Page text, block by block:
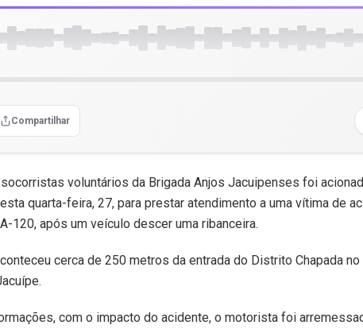
Compartilhar
voluntários da Brigada Anjos Jacuipenses foi
quarta-feira, 27, para prestar atendimento a uma vítima de
120, após um veículo descer uma ribanceira.
cerca de 250 metros da entrada do Distrito Chapada
com o impacto do acidente, o motorista foi